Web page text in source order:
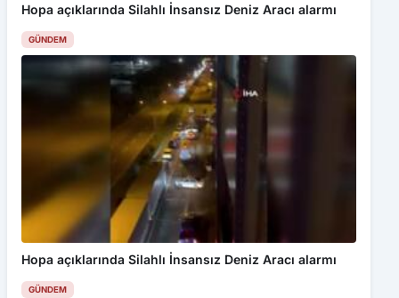
Hopa açıklarında Silahlı İnsansız Deniz Aracı alarmı
GÜNDEM
Hopa açıklarında Silahlı İnsansız Deniz Aracı alarmı
GÜNDEM